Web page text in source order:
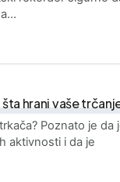
hrani vaše
Poznato je da
aktivnosti i da je